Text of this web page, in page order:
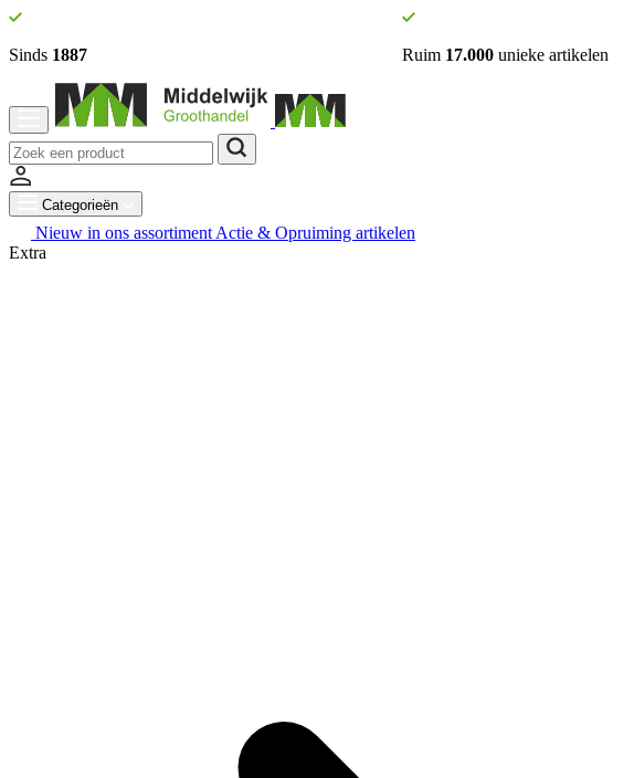
Sinds 1887 Ruim 17.000 unieke artikelen
Categorieën
Nieuw in ons assortiment Actie & Opruiming artikelen
Extra